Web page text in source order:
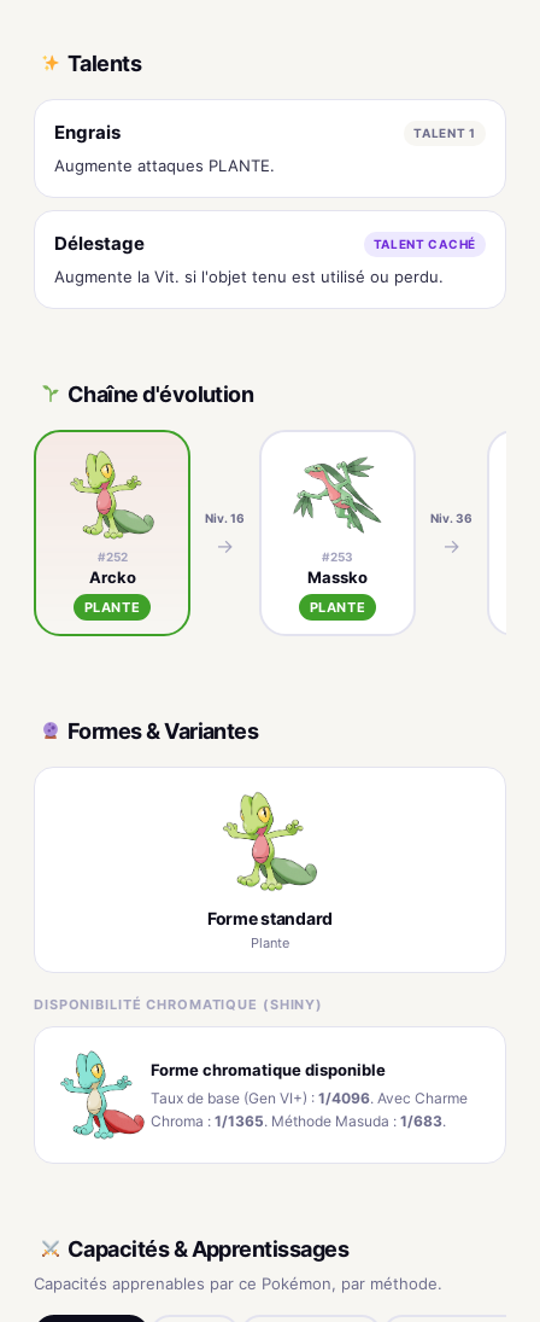
Talents
Engrais TALENT 1
Augmente attaques PLANTE.
Délestage TALENT CACHÉ
Augmente la Vit. si l'objet tenu est utilisé ou perdu.
Chaîne d'évolution
#252
Arcko
PLANTE
Niv. 16
→ #253
Massko
PLANTE
Niv. 36
→
Formes & Variantes
Forme standard
Plante
DISPONIBILITÉ CHROMATIQUE (SHINY)
Forme chromatique disponible
Taux de base (Gen VI+) : 1/4096. Avec Charme
Chroma : 1/1365. Méthode Masuda : 1/683.
Capacités & Apprentissages
Capacités apprenables par ce Pokémon, par méthode.